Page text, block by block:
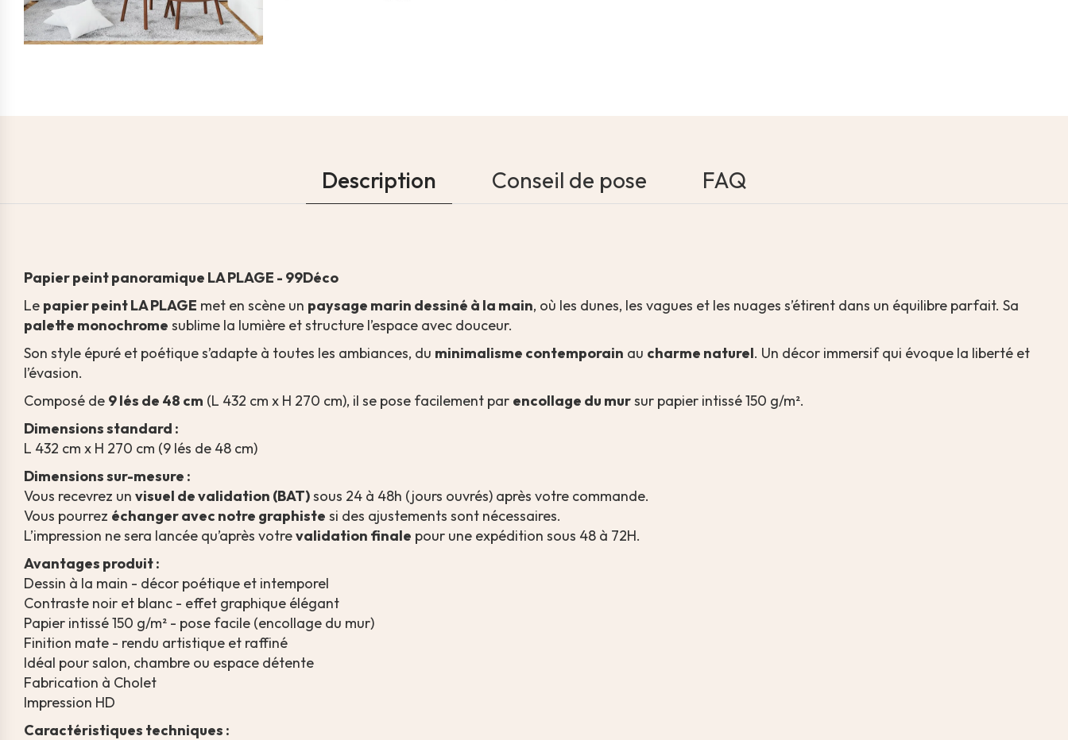
Description Conseil de pose FAQ
Papier peint panoramique LA PLAGE - 99Déco
Le papier peint LA PLAGE met en scène un paysage marin dessiné à la main, où les dunes, les vagues et les nuages s’étirent dans un équilibre parfait. Sa
palette monochrome sublime la lumière et structure l’espace avec douceur.
Son style épuré et poétique s’adapte à toutes les ambiances, du minimalisme contemporain au charme naturel. Un décor immersif qui évoque la liberté et
l’évasion.
Composé de 9 lés de 48 cm (L 432 cm x H 270 cm), il se pose facilement par encollage du mursur papier intissé 150 g/m².
Dimensions standard :
L 432 cm x H 270 cm (9 lés de 48 cm)
Dimensions sur-mesure :
Vous recevrez un visuel de validation (BAT)sous 24 à 48h (jours ouvrés) après votre commande.
Vous pourrez échanger avec notre graphiste si des ajustements sont nécessaires.
L’impression ne sera lancée qu’après votrevalidation finale pour une expédition sous 48 à 72H.
Avantages produit :
Dessin à la main - décor poétique et intemporel
Contraste noir et blanc - effet graphique élégant
Papier intissé 150 g/m² - pose facile (encollage du mur)
Finition mate - rendu artistique et raffiné
Idéal pour salon, chambre ou espace détente
Fabrication à Cholet
Impression HD
Caractéristiques techniques :